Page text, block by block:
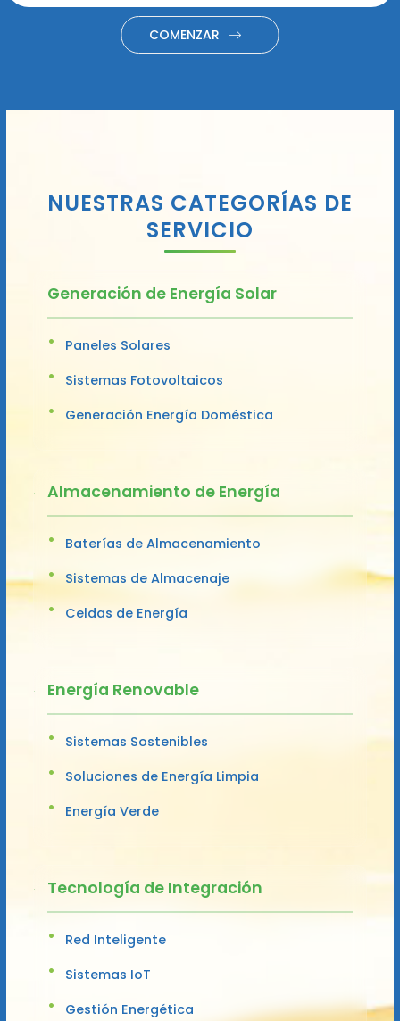
COMENZAR
NUESTRAS CATEGORÍAS DE
SERVICIO
Generación de Energía Solar
Paneles Solares
Sistemas Fotovoltaicos
Generación Energía Doméstica
Almacenamiento de Energía
Baterías de Almacenamiento
Sistemas de Almacenaje
Celdas de Energía
Energía Renovable
Sistemas Sostenibles
Soluciones de Energía Limpia
Energía Verde
Tecnología de Integración
Red Inteligente
Sistemas IoT
Gestión Energética